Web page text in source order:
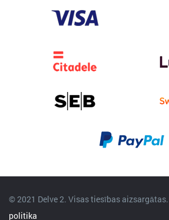
© 2021 Delve 2. Visas tiesības aizsargātas.
politika